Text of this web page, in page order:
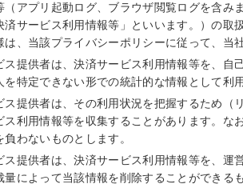
（アプリ起動ログ、ブラウザ閲覧ログを含
済サービス利用情報等」といいます。）の
は、当該プライバシーポリシーに従って、当
ス提供者は、決済サービス利用情報等を、
を特定できない形での統計的な情報として利
ス提供者は、その利用状況を把握するため
ス利用情報等を収集することがあります。
わないものとします。
ス提供者は、決済サービス利用情報等を、
量によって当該情報を削除することができ